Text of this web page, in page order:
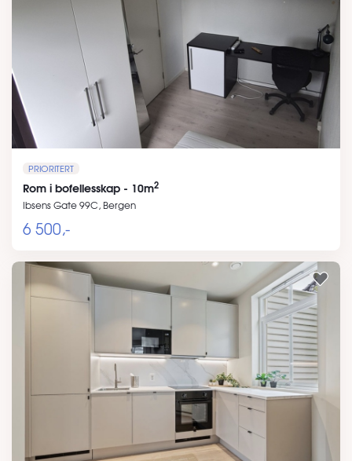
PRIORITERT
Rom i bofellesskap - 10m2
Ibsens Gate 99C, Bergen
6 500,-